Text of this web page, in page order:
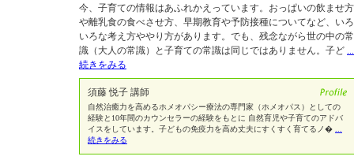
今、子育ての情報はあふれかえっています。おっぱいの飲ませ方
や離乳食の食べさせ方、早期教育や予防接種についてなど、いろ
いろな考え方ややり方があります。でも、残念ながら世の中の常
識（大人の常識）と子育ての常識は同じではありません。子ど ...
続きをみる
須藤 悦子 講師
自然治癒力を高めるホメオパシー療法の専門家（ホメオパス）としての
経験と10年間のカウンセラーの経験をもとに 自然育児や子育てのアドバ
イスをしています。子どもの免疫力を高め丈夫にすくすく育てるノ�
続きをみる